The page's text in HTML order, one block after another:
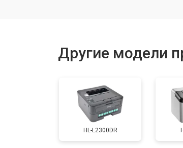
Замена каретки
Замена Wi-Fi
Другие модели
HL-L2300DR